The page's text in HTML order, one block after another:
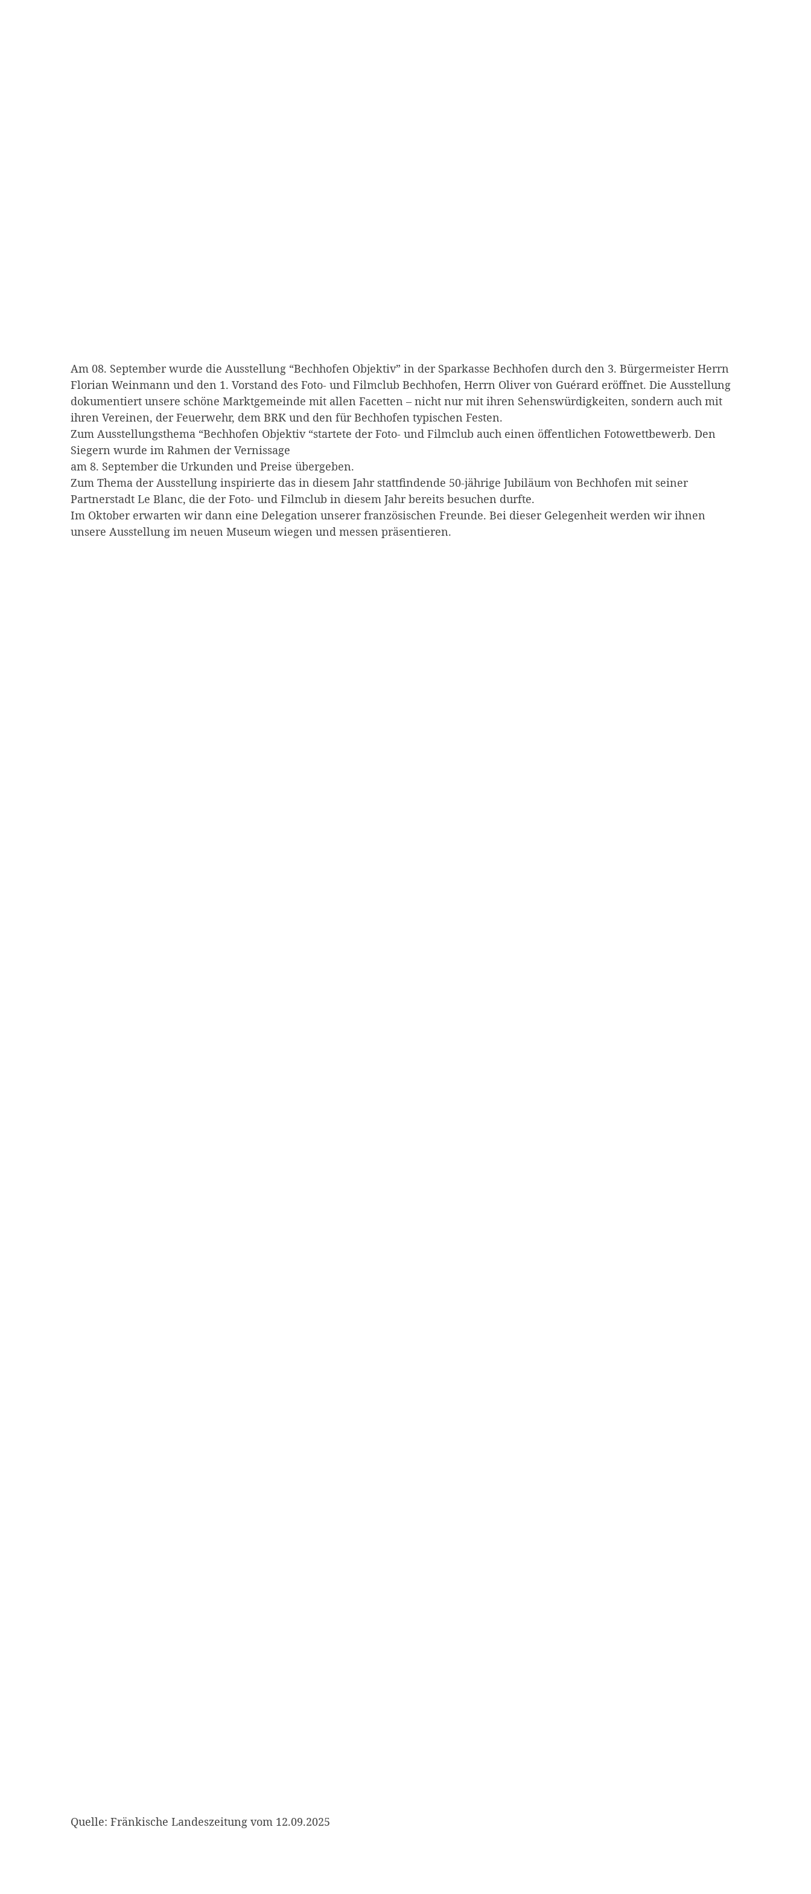
Am 08. September wurde die Ausstellung “Bechhofen Objektiv” in der Sparkasse Bechhofen durch den 3. Bürgermeister Herrn
Florian Weinmann und den 1. Vorstand des Foto- und Filmclub Bechhofen, Herrn Oliver von Guérard eröffnet. Die Ausstellung
dokumentiert unsere schöne Marktgemeinde mit allen Facetten – nicht nur mit ihren Sehenswürdigkeiten, sondern auch mit
ihren Vereinen, der Feuerwehr, dem BRK und den für Bechhofen typischen Festen.
Zum Ausstellungsthema “Bechhofen Objektiv “startete der Foto- und Filmclub auch einen öffentlichen Fotowettbewerb. Den
Siegern wurde im Rahmen der Vernissage
am 8. September die Urkunden und Preise übergeben.
Zum Thema der Ausstellung inspirierte das in diesem Jahr stattfindende 50-jährige Jubiläum von Bechhofen mit seiner
Partnerstadt Le Blanc, die der Foto- und Filmclub in diesem Jahr bereits besuchen durfte.
Im Oktober erwarten wir dann eine Delegation unserer französischen Freunde. Bei dieser Gelegenheit werden wir ihnen
unsere Ausstellung im neuen Museum wiegen und messen präsentieren.
Quelle: Fränkische Landeszeitung vom 12.09.2025